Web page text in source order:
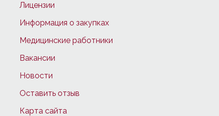
Лицензии
Информация о закупках
Медицинские работники
Вакансии
Новости
Оставить отзыв
Карта сайта